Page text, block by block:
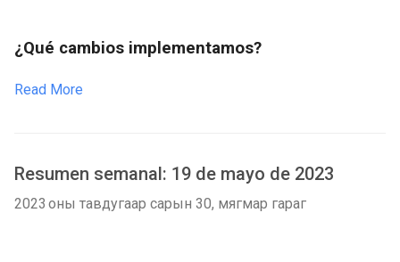
¿Qué cambios implementamos?
Read More
Resumen semanal: 19 de mayo de 2023
2023 оны тавдугаар сарын 30, мягмар гараг